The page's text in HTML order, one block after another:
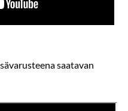
saatavan